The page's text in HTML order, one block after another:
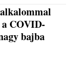
COVID-
bajba